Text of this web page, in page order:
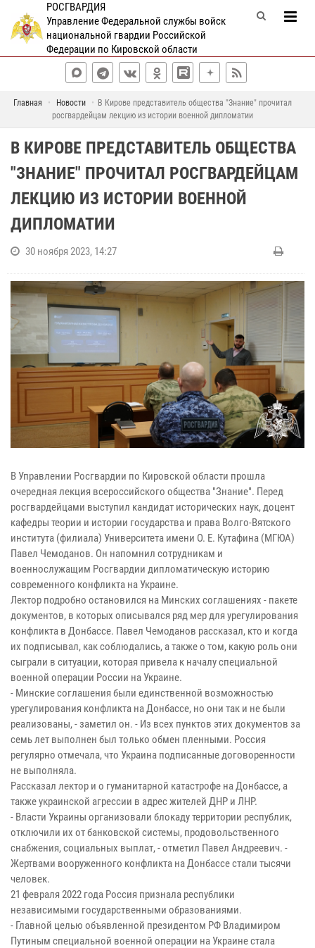
РОСГВАРДИЯ
Управление Федеральной службы войск
национальной гвардии Российской
Федерации по Кировской области
Главная Новости
В Кирове представитель общества "Знание" прочитал
росгвардейцам лекцию из истории военной дипломатии
В КИРОВЕ ПРЕДСТАВИТЕЛЬ ОБЩЕСТВА
"ЗНАНИЕ" ПРОЧИТАЛ РОСГВАРДЕЙЦАМ
ЛЕКЦИЮ ИЗ ИСТОРИИ ВОЕННОЙ
ДИПЛОМАТИИ
30 ноября 2023, 14:27
В Управлении Росгвардии по Кировской области прошла
очередная лекция всероссийского общества "Знание". Перед
росгвардейцами выступил кандидат исторических наук, доцент
кафедры теории и истории государства и права Волго-Вятского
института (филиала) Университета имени О. Е. Кутафина (МГЮА)
Павел Чемоданов. Он напомнил сотрудникам и
военнослужащим Росгвардии дипломатическую историю
современного конфликта на Украине.
Лектор подробно остановился на Минских соглашениях - пакете
документов, в которых описывался ряд мер для урегулирования
конфликта в Донбассе. Павел Чемоданов рассказал, кто и когда
их подписывал, как соблюдались, а также о том, какую роль они
сыграли в ситуации, которая привела к началу специальной
военной операции России на Украине.
- Минские соглашения были единственной возможностью
урегулирования конфликта на Донбассе, но они так и не были
реализованы, - заметил он. - Из всех пунктов этих документов за
семь лет выполнен был только обмен пленными. Россия
регулярно отмечала, что Украина подписанные договоренности
не выполняла.
Рассказал лектор и о гуманитарной катастрофе на Донбассе, а
также украинской агрессии в адрес жителей ДНР и ЛНР.
- Власти Украины организовали блокаду территории республик,
отключили их от банковской системы, продовольственного
снабжения, социальных выплат, - отметил Павел Андреевич. -
Жертвами вооруженного конфликта на Донбассе стали тысячи
человек.
21 февраля 2022 года Россия признала республики
независимыми государственными образованиями.
- Главной целью объявленной президентом РФ Владимиром
Путиным специальной военной операции на Украине стала